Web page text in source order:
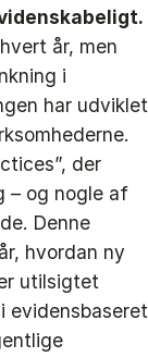
år, men
i
har udviklet
der
– og nogle af
Denne
hvordan ny
utilsigtet
evidensbaseret